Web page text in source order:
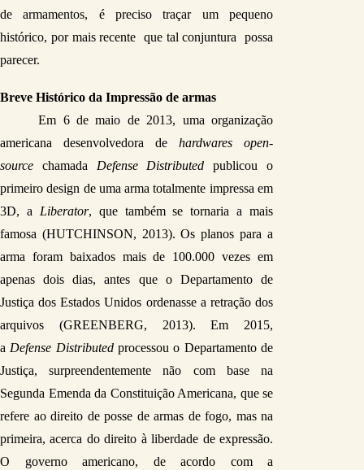
de armamentos, é preciso traçar um pequeno
histórico, por mais recente  que tal conjuntura  possa
parecer.
Breve Histórico da Impressão de armas
Em 6 de maio de 2013, uma organização
americana desenvolvedora de hardwares open-
source chamada Defense Distributed publicou o
primeiro design de uma arma totalmente impressa em
3D, a Liberator, que também se tornaria a mais
famosa (HUTCHINSON, 2013). Os planos para a
arma foram baixados mais de 100.000 vezes em
apenas dois dias, antes que o Departamento de
Justiça dos Estados Unidos ordenasse a retração dos
arquivos (GREENBERG, 2013). Em 2015,
a Defense Distributed processou o Departamento de
Justiça, surpreendentemente não com base na
Segunda Emenda da Constituição Americana, que se
refere ao direito de posse de armas de fogo, mas na
primeira, acerca do direito à liberdade de expressão.
O governo americano, de acordo com a